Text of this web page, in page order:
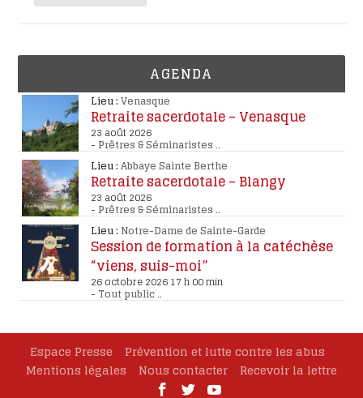
AGENDA
Lieu : Venasque
Retraite sacerdotale – Venasque
23 août 2026
- Prêtres & Séminaristes..
Lieu : Abbaye Sainte Berthe
Retraite sacerdotale – Blangy
23 août 2026
- Prêtres & Séminaristes..
Lieu : Notre-Dame de Sainte-Garde
Session de formation à la catéchèse
“viens, suis-moi”
26 octobre 2026 17 h 00 min
-Tout public..
Espace Presse
Prévention et lutte contre les abus
Mentions légales
Nous contacter Recevoir la lettre